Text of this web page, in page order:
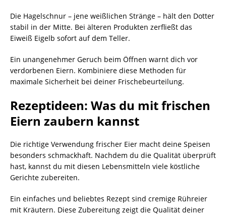
Die Hagelschnur – jene weißlichen Stränge – hält den Dotter
stabil in der Mitte. Bei älteren Produkten zerfließt das
Eiweiß Eigelb sofort auf dem Teller.
Ein unangenehmer Geruch beim Öffnen warnt dich vor
verdorbenen Eiern. Kombiniere diese Methoden für
maximale Sicherheit bei deiner Frischebeurteilung.
Rezeptideen: Was du mit frischen
Eiern zaubern kannst
Die richtige Verwendung frischer Eier macht deine Speisen
besonders schmackhaft. Nachdem du die Qualität überprüft
hast, kannst du mit diesen Lebensmitteln viele köstliche
Gerichte zubereiten.
Ein einfaches und beliebtes Rezept sind cremige Rühreier
mit Kräutern. Diese Zubereitung zeigt die Qualität deiner